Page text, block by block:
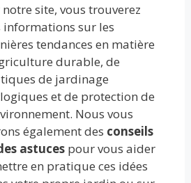
notre site, vous trouverez
informations sur les
tendances en matière
durable, de
de jardinage
et de protection de
Nous vous
également des conseils
astuces pour vous aider
en pratique ces idées